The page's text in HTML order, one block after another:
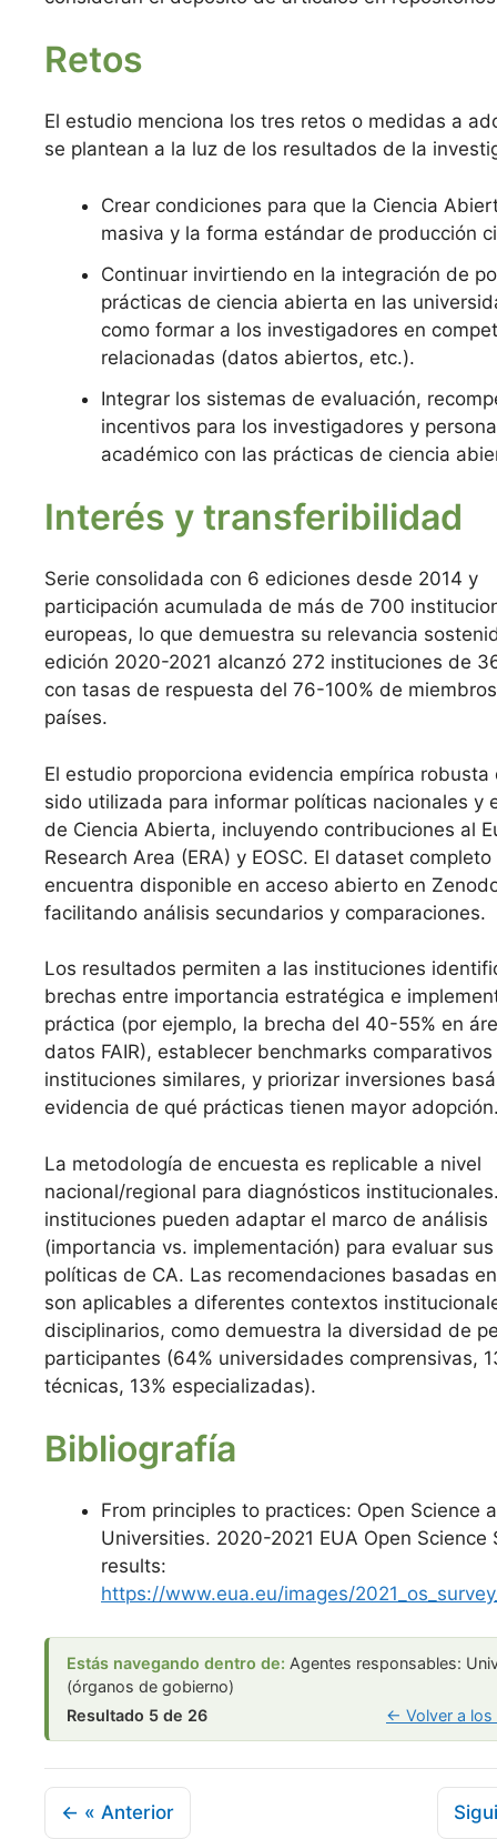
Retos
El estudio menciona los tres retos o medidas a
se plantean a la luz de los resultados de la
Crear condiciones para que la Ciencia
masiva y la forma estándar de producción
Continuar invirtiendo en la integración de
prácticas de ciencia abierta en las
como formar a los investigadores en
relacionadas (datos abiertos, etc.).
Integrar los sistemas de evaluación,
incentivos para los investigadores y
académico con las prácticas de ciencia
Interés y transferibilidad
Serie consolidada con 6 ediciones desde 2014 y
participación acumulada de más de 700
europeas, lo que demuestra su relevancia
edición 2020-2021 alcanzó 272 instituciones de
con tasas de respuesta del 76-100% de
países.
El estudio proporciona evidencia empírica robusta
sido utilizada para informar políticas nacionales y
de Ciencia Abierta, incluyendo contribuciones al
Research Area (ERA) y EOSC. El dataset completo
encuentra disponible en acceso abierto en
facilitando análisis secundarios y comparaciones.
Los resultados permiten a las instituciones
brechas entre importancia estratégica e
práctica (por ejemplo, la brecha del 40-55% en
datos FAIR), establecer benchmarks comparativos
instituciones similares, y priorizar inversiones
evidencia de qué prácticas tienen mayor
La metodología de encuesta es replicable a nivel
nacional/regional para diagnósticos
instituciones pueden adaptar el marco de análisis
(importancia vs. implementación) para evaluar
políticas de CA. Las recomendaciones basadas
son aplicables a diferentes contextos
disciplinarios, como demuestra la diversidad de
participantes (64% universidades comprensivas,
técnicas, 13% especializadas).
Bibliografía
From principles to practices: Open Science
Universities. 2020-2021 EUA Open Science
results:
https://www.eua.eu/images/
Estás navegando dentro de: Agentes responsables:
(órganos de gobierno)
Resultado 5 de 26
← Volver a los
← « Anterior